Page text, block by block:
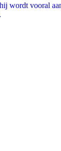
wordt vooral